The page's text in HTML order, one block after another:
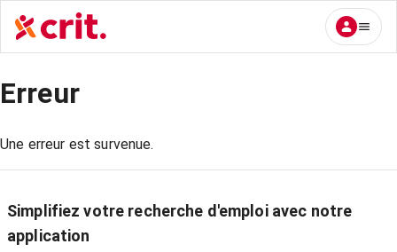
Erreur
Une erreur est survenue.
Simplifiez votre recherche d'emploi avec notre
application